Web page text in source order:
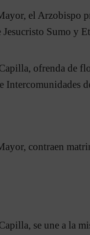
el Arzobispo
Sumo y
ofrenda de
Intercomunidades
contraen
se une a la